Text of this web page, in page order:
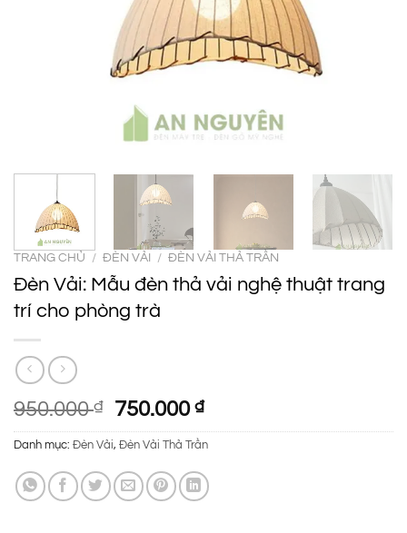
TRANG CHỦ / ĐÈN VẢI / ĐÈN VẢI THẢ TRẦN
Đèn Vải: Mẫu đèn thả vải nghệ thuật trang
trí cho phòng trà
950.000₫
Giá
gốc
là:
950.000 ₫.
750.000₫Giá
hiện
tại
là:
750.000 ₫.
Danh mục: Đèn Vải, Đèn Vải Thả Trần